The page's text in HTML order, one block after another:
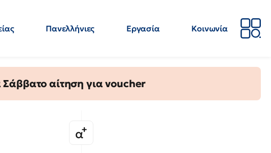
Πανελλήνιες Εργασία
Κοινωνία
αίτηση για voucher